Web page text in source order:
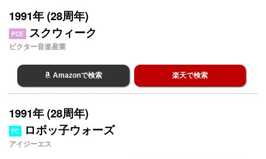
1991年 (28周年)
PCE スクウィーク
ビクター音楽産業
Amazonで検索 楽天で検索
1991年 (28周年)
FC ロボッ子ウォーズ
アイジーエス